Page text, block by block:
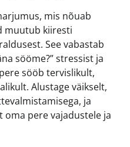
mis nõuab
muutub kiiresti
See vabastab
sööme?” stressist ja
sööb tervislikult,
Alustage väikselt,
ja
oma pere vajadustele ja